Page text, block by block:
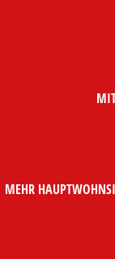
MEHR